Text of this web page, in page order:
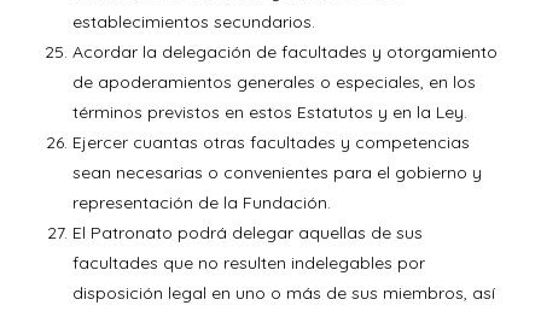
establecimientos secundarios.
Acordar la delegación de facultades y otorgamiento
de apoderamientos generales o especiales, en los
términos previstos en estos Estatutos y en la Ley.
Ejercer cuantas otras facultades y competencias
sean necesarias o convenientes para el gobierno y
representación de la Fundación.
El Patronato podrá delegar aquellas de sus
facultades que no resulten indelegables por
disposición legal en uno o más de sus miembros, así